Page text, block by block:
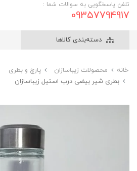
تلفن پاسخگویی به سوالات شما :
09357794917
دسته‌بندی کالاها
خانه محصولات زیباسازان
پارچ و بطری
بطری شير بیضی درب استيل زیباسازان